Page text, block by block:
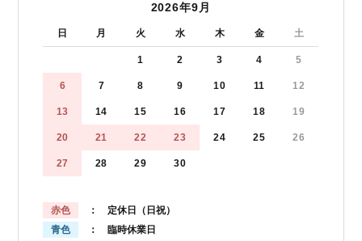
2026年9月
日 月 火 水 木 金 土
1 2 3 4 5
6 7 8 9 10 11 12
13 14 15 16 17 18 19
20 21 22 23 24 25 26
27 28 29 30
赤色
： 定休日（日祝）
青色
： 臨時休業日